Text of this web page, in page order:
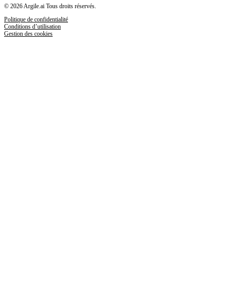
© 2026 Argile.ai Tous droits réservés.
Politique de confidentialité
Conditions d’utilisation
Gestion des cookies